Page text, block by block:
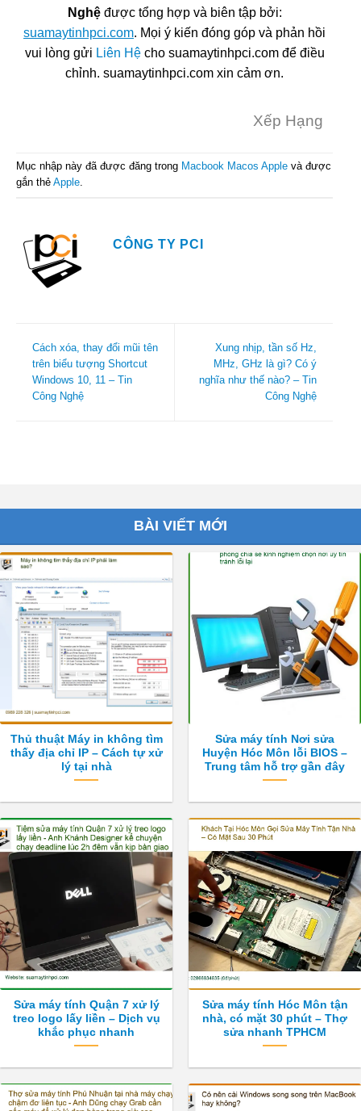
Nghệđược tổng hợp và biên tập bởi:
suamaytinhpci.com. Mọi ý kiến đóng góp và phản hồi
vui lòng gửi Liên Hệcho suamaytinhpci.com để điều
chỉnh. suamaytinhpci.com xin cảm ơn.
Xếp Hạng
Mục nhập này đã được đăng trong Macbook Macos Apple và được
gắn thẻ Apple.
CÔNG TY PCI
Cách xóa, thay đổi mũi tên
trên biểu tượng Shortcut
Windows 10, 11 – Tin
Công Nghệ
Xung nhịp, tần số Hz,
MHz, GHz là gì? Có ý
nghĩa như thế nào? – Tin
Công Nghệ
BÀI VIẾT MỚI
Thủ thuật Máy in không tìm
thấy địa chỉ IP – Cách tự xử
lý tại nhà
Sửa máy tính Nơi sửa
Huyện Hóc Môn lỗi BIOS –
Trung tâm hỗ trợ gần đây
Sửa máy tính Quận 7 xử lý
treo logo lấy liền – Dịch vụ
khắc phục nhanh
Sửa máy tính Hóc Môn tận
nhà, có mặt 30 phút – Thợ
sửa nhanh TPHCM